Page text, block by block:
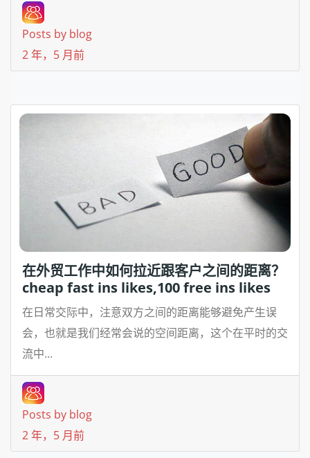
Posts by blog
2 年，5 月前
在外贸工作中如何拉近跟客户之间的距离？
cheap fast ins likes,100 free ins likes
在日常交际中，注意双方之间的距离能够避免产生误
会，也就是我们经常会说的空间距离，这个在平时的交
流中...
Posts by blog
2 年，5 月前